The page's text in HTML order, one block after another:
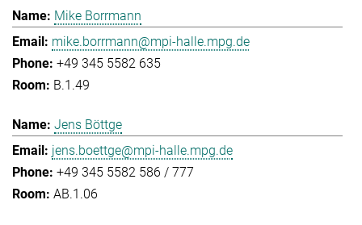
Mike Borrmann
mike.borrmann@mpi-halle.mpg.de
+49 345 5582 635
B.1.49
Jens Böttge
jens.boettge@mpi-halle.mpg.de
+49 345 5582 586 / 777
AB.1.06